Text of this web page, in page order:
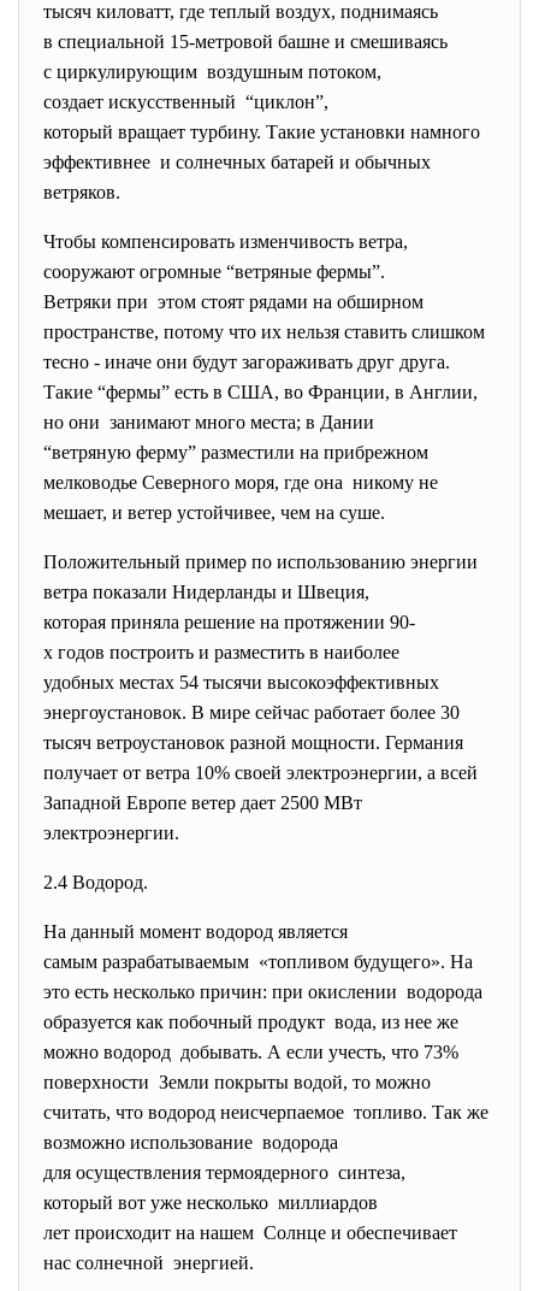
тысяч киловатт, где теплый воздух, поднимаясь
в специальной 15-метровой башне и смешиваясь
с циркулирующим воздушным потоком,
создает искусственный “циклон”,
который вращает турбину. Такие установки намного
эффективнее и солнечных батарей и обычных
ветряков.
Чтобы компенсировать изменчивость ветра,
сооружают огромные “ветряные фермы”.
Ветряки при этом стоят рядами на обширном
пространстве, потому что их нельзя ставить слишком
тесно - иначе они будут загораживать друг друга.
Такие “фермы” есть в США, во Франции, в Англии,
но они занимают много места; в Дании
“ветряную ферму” разместили на прибрежном
мелководье Северного моря, где она никому не
мешает, и ветер устойчивее, чем на суше.
Положительный пример по использованию энергии
ветра показали Нидерланды и Швеция,
которая приняла решение на протяжении 90-
х годов построить и разместить в наиболее
удобных местах 54 тысячи высокоэффективных
энергоустановок. В мире сейчас работает более 30
тысяч ветроустановок разной мощности. Германия
получает от ветра 10% своей электроэнергии, а всей
Западной Европе ветер дает 2500 МВт
электроэнергии.
2.4 Водород.
На данный момент водород является
самым разрабатываемым «топливом будущего». На
это есть несколько причин: при окислении водорода
образуется как побочный продукт вода, из нее же
можно водород добывать. А если учесть, что 73%
поверхности Земли покрыты водой, то можно
считать, что водород неисчерпаемое топливо. Так же
возможно использование водорода
для осуществления термоядерного синтеза,
который вот уже несколько миллиардов
лет происходит на нашем Солнце и обеспечивает
нас солнечной энергией.